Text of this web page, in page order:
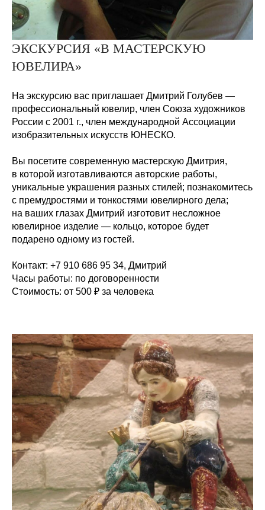
ЭКСКУРСИЯ «В МАСТЕРСКУЮ
ЮВЕЛИРА»
На экскурсию вас приглашает Дмитрий Голубев —
профессиональный ювелир, член Союза художников
России с 2001 г., член международной Ассоциации
изобразительных искусств ЮНЕСКО.
Вы посетите современную мастерскую Дмитрия,
в которой изготавливаются авторские работы,
уникальные украшения разных стилей; познакомитесь
с премудростями и тонкостями ювелирного дела;
на ваших глазах Дмитрий изготовит несложное
ювелирное изделие — кольцо, которое будет
подарено одному из гостей.
Контакт: +7 910 686 95 34, Дмитрий
Часы работы: по договоренности
Стоимость: от 500 ₽ за человека